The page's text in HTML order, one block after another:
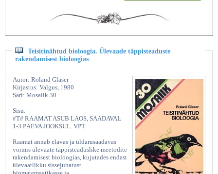
Teisitinähtud bioloogia. Ülevaade täppisteaduste
rakendamisest bioloogias
Autor: Roland Glaser
Kirjastus: Valgus, 1980
Sari: Mosaiik 30
Sisu:
#T# RAAMAT ASUB LAOS, SAADAVAL
1-3 PÄEVA JOOKSUL. VPT
Raamat annab elavas ja üldarusaadavas
vormis ülevaate täppisteaduslike meetodite
rakendamisest bioloogias, kujutades endast
ülevaatlikku sissejuhatust